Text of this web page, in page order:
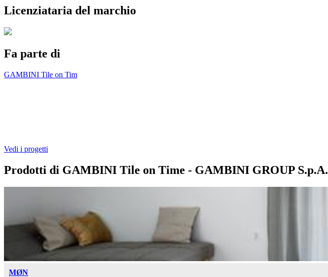
Licenziataria del marchio
Fa parte di
GAMBINI Tile on Tim
Vedi i progetti
Prodotti di GAMBINI Tile on Time - GAMBINI GROUP S.p.A.
MØN